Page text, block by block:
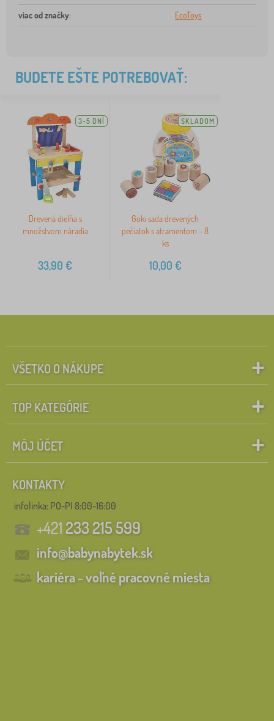
viac od značky: EcoToys
BUDETE EŠTE POTREBOVAŤ:
3-5 DNÍ
Drevená dielňa s
množstvom náradia
33,90 €
SKLADOM
Goki sada drevených
pečiatok s atramentom - 8
ks
10,00 €
VŠETKO O NÁKUPE
TOP KATEGÓRIE
MÔJ ÚČET
KONTAKTY
infolinka: PO-PI 8:00-16:00
+421233 215 599
info@babynabytek.sk
kariéra - voľné pracovné miesta